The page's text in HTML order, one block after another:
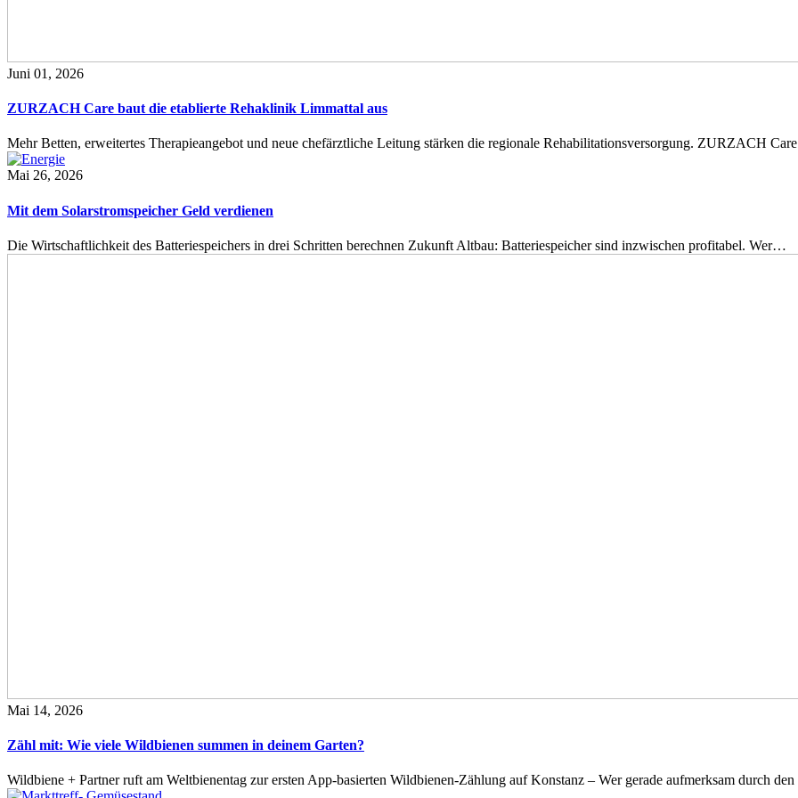
Juni 01, 2026
ZURZACH Care baut die etablierte Rehaklinik Limmattal aus
Mehr Betten, erweitertes Therapieangebot und neue chefärztliche Leitung stärken die regionale Rehabilitationsversorgung. ZURZACH
Mai 26, 2026
Mit dem Solarstromspeicher Geld verdienen
Die Wirtschaftlichkeit des Batteriespeichers in drei Schritten berechnen Zukunft Altbau: Batteriespeicher sind inzwischen profitabel. Wer…
Mai 14, 2026
Zähl mit: Wie viele Wildbienen summen in deinem Garten?
Wildbiene + Partner ruft am Weltbienentag zur ersten App-basierten Wildbienen-Zählung auf Konstanz – Wer gerade aufmerksam durch